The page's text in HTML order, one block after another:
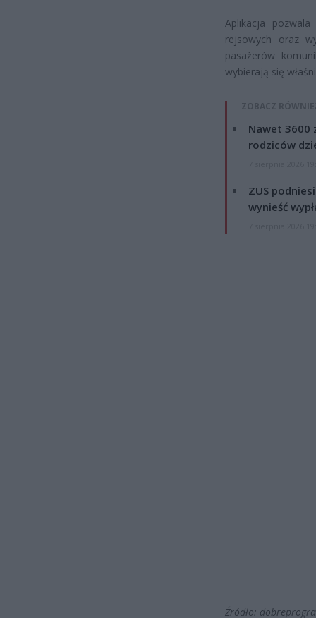
Aplikacja
rejsowych oraz
pasażerów
wybierają się
ZOBACZ
Nawet 3600
rodziców
ZUS
wynieść
Źródło: